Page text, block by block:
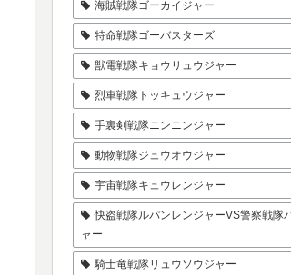
海賊戦隊ゴーカイジャー
特命戦隊ゴーバスターズ
獣電戦隊キョウリュウジャー
烈車戦隊トッキュウジャー
手裏剣戦隊ニンニンジャー
動物戦隊ジュウオウジャー
宇宙戦隊キュウレンジャー
快盗戦隊ルパンレンジャーVS警察戦隊
ャー
騎士竜戦隊リュウソウジャー